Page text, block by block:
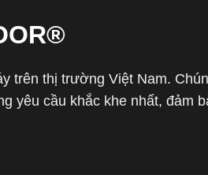
trên thị trường Việt Nam.
yêu cầu khắc khe nhất, đảm